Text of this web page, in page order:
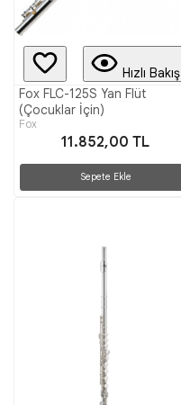
Hızlı Bakış
Fox FLC-125S Yan Flüt
(Çocuklar İçin)
Fox
11.852,00 TL
Sepete Ekle